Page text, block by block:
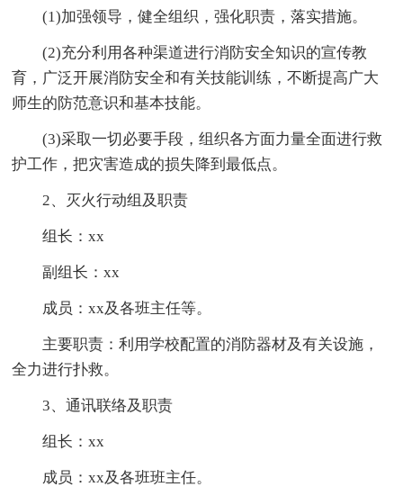
(1)加强领导，健全组织，强化职责，落实措施。
(2)充分利用各种渠道进行消防安全知识的宣传教
育，广泛开展消防安全和有关技能训练，不断提高广大
师生的防范意识和基本技能。
(3)采取一切必要手段，组织各方面力量全面进行救
护工作，把灾害造成的损失降到最低点。
2、灭火行动组及职责
组长：xx
副组长：xx
成员：xx及各班主任等。
主要职责：利用学校配置的消防器材及有关设施，
全力进行扑救。
3、通讯联络及职责
组长：xx
成员：xx及各班班主任。